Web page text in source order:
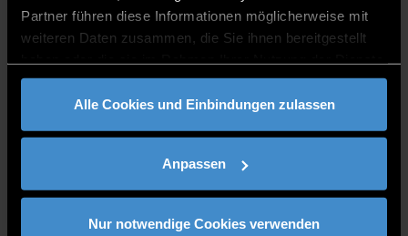
Partner führen diese Informationen möglicherweise mit
weiteren Daten zusammen, die Sie ihnen bereitgestellt
gesammelt haben.
Alle Cookies und Einbindungen zulassen
Anpassen
Nur notwendige Cookies verwenden
Lena Gürster, M.A.
Academic Staff